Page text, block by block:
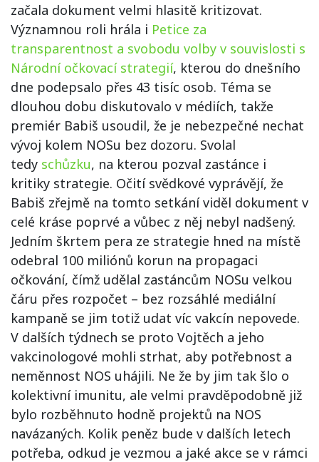
začala dokument velmi hlasitě kritizovat.
Významnou roli hrála i Petice za
transparentnost a svobodu volby v souvislosti s
Národní očkovací strategií, kterou do dnešního
dne podepsalo přes 43 tisíc osob. Téma se
dlouhou dobu diskutovalo v médiích, takže
premiér Babiš usoudil, že je nebezpečné nechat
vývoj kolem NOSu bez dozoru. Svolal
tedy schůzku, na kterou pozval zastánce i
kritiky strategie. Očití svědkové vyprávějí, že
Babiš zřejmě na tomto setkání viděl dokument v
celé kráse poprvé a vůbec z něj nebyl nadšený.
Jedním škrtem pera ze strategie hned na místě
odebral 100 miliónů korun na propagaci
očkování, čímž udělal zastáncům NOSu velkou
čáru přes rozpočet – bez rozsáhlé mediální
kampaně se jim totiž udat víc vakcín nepovede.
V dalších týdnech se proto Vojtěch a jeho
vakcinologové mohli strhat, aby potřebnost a
neměnnost NOS uhájili. Ne že by jim tak šlo o
kolektivní imunitu, ale velmi pravděpodobně již
bylo rozběhnuto hodně projektů na NOS
navázaných. Kolik peněz bude v dalších letech
potřeba, odkud je vezmou a jaké akce se v rámci